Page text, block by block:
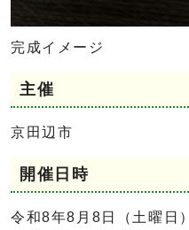
完成イメージ
主催
京田辺市
開催日時
令和8年8月8日（土曜日）